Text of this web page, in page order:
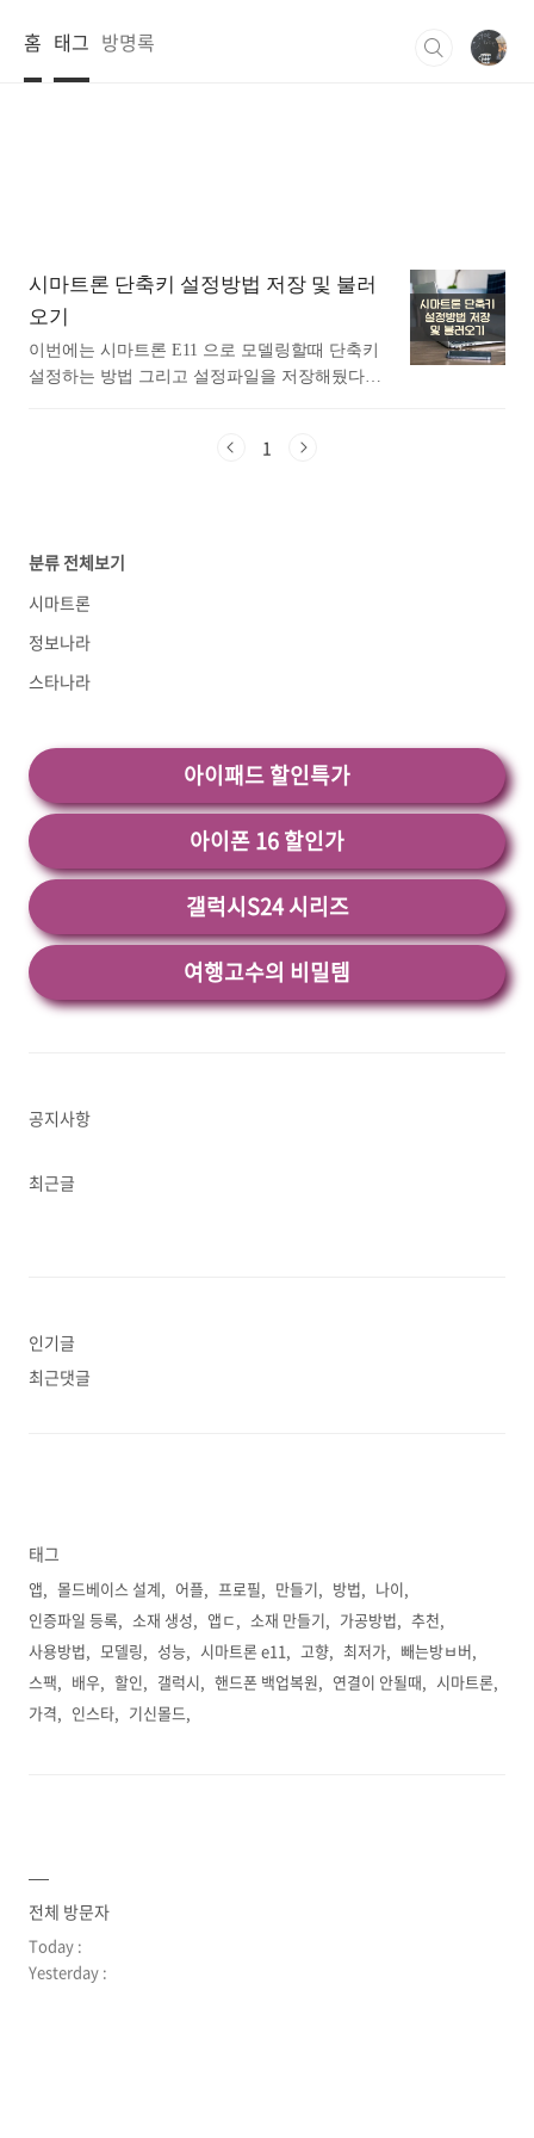
홈 태그 방명록
시마트론 단축키 설정방법 저장 및 불러
오기
이번에는 시마트론 E11 으로 모델링할때 단축키
설정하는 방법 그리고 설정파일을 저장해뒀다가
데 시간이 매우 단축이 됩니다. 마우스 클릭으로
축키 설정하는 방법은 꼭 배우셔서 활용하시기 바
가 궁금하시다면 시마트론 한즐 폰트 사용방법 을
클릭하세요. 1. 시마트론 단축키 설정하기 시
습니다. ▲ 먼저 시마트론을 실행해서 모델링 파
1
분류 전체보기
시마트론
정보나라
스타나라
아이패드 할인특가
아이폰 16 할인가
갤럭시S24 시리즈
여행고수의 비밀템
공지사항
최근글
인기글
최근댓글
태그
앱 몰드베이스 설계 어플 프로필 만들기 방법
나이
인증파일 등록
소재 생성 앱ㄷ 소재 만들기 가공방법
추천
사용방법
모델링 성능 시마트론 e11 고향 최저가
빼는방ㅂ버
스팩
배우 할인 갤럭시 핸드폰 백업복원 연결이 안될때
시마트론
가격
인스타 기신몰드
전체 방문자
Today :
Yesterday :